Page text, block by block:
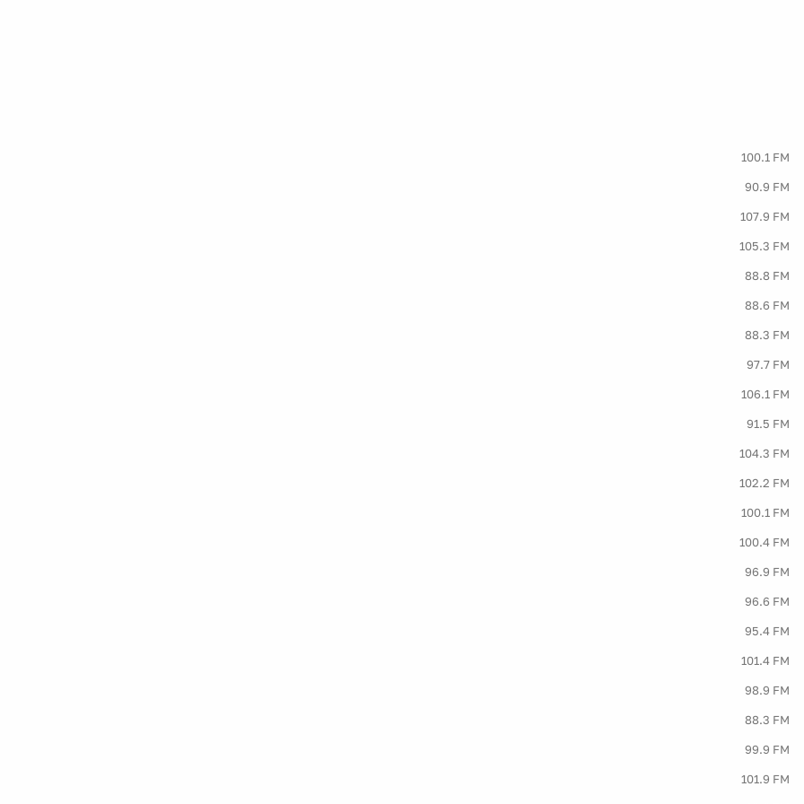
100.1 FM
90.9 FM
107.9 FM
105.3 FM
88.8 FM
88.6 FM
88.3 FM
97.7 FM
106.1 FM
91.5 FM
104.3 FM
102.2 FM
100.1 FM
100.4 FM
96.9 FM
96.6 FM
95.4 FM
101.4 FM
98.9 FM
88.3 FM
99.9 FM
101.9 FM